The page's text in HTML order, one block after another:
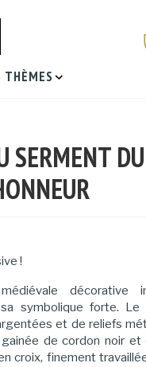
THÈMES
SERMENT
!
décorative
symbolique forte. Le
et de reliefs
de cordon noir et
croix, finement